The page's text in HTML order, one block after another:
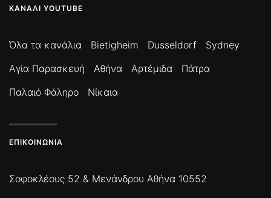
ΚΑΝΆΛΙ YOUTUBE
Όλα τα κανάλια Bietigheim Dusseldorf
Sydney
Αγία Παρασκευή
Αθήνα Αρτέμιδα
Πάτρα
Παλαιό Φάληρο
Νίκαια
ΕΠΙΚΟΙΝΩΝΊΑ
Σοφοκλέους 52 & Μενάνδρου Αθήνα 10552